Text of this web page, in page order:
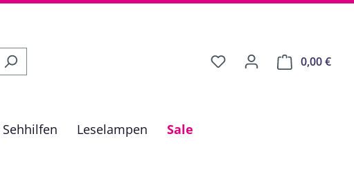
0,00 €
Leselampen Sale